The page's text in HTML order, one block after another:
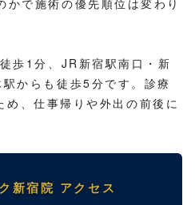
歩1分、JR新宿駅南口・新
からも徒歩5分です。診療
、仕事帰りや外出の前後に
新宿院 アクセス